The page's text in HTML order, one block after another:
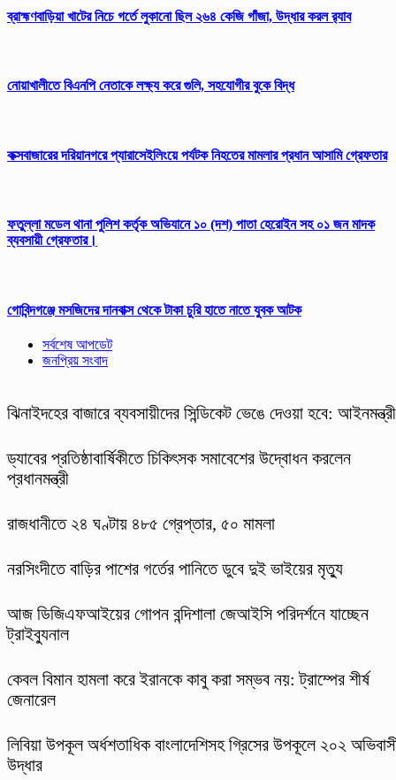
ব্রাহ্মণবাড়িয়া খাটের নিচে গর্তে লুকানো ছিল ২৬৪ কেজি গাঁজা, উদ্ধার করল র‍্যাব
নোয়াখালীতে বিএনপি নেতাকে লক্ষ্য করে গুলি, সহযোগীর বুকে বিদ্ধ
কক্সবাজারের দরিয়ানগরে প্যারাসেইলিংয়ে পর্যটক নিহতের মামলার প্রধান আসামি গ্রেফতার
ফতুল্লা মডেল থানা পুলিশ কর্তৃক অভিযানে ১০ (দশ) পাতা হেরোইন সহ ০১ জন মাদক
ব্যবসায়ী গ্রেফতার।
গোবিন্দগঞ্জে মসজিদের দানবাক্স থেকে টাকা চুরি হাতে নাতে যুবক আটক
সর্বশেষ আপডেট
জনপ্রিয় সংবাদ
ঝিনাইদহের বাজারে ব্যবসায়ীদের সিন্ডিকেট ভেঙে দেওয়া হবে: আইনমন্ত্রী
ড্যাবের প্রতিষ্ঠাবার্ষিকীতে চিকিৎসক সমাবেশের উদ্বোধন করলেন
প্রধানমন্ত্রী
রাজধানীতে ২৪ ঘণ্টায় ৪৮৫ গ্রেপ্তার, ৫০ মামলা
নরসিংদীতে বাড়ির পাশের গর্তের পানিতে ডুবে দুই ভাইয়ের মৃত্যু
আজ ডিজিএফআইয়ের গোপন বন্দিশালা জেআইসি পরিদর্শনে যাচ্ছেন
ট্রাইব্যুনাল
কেবল বিমান হামলা করে ইরানকে কাবু করা সম্ভব নয়: ট্রাম্পের শীর্ষ
জেনারেল
লিবিয়া উপকূল অর্ধশতাধিক বাংলাদেশিসহ গ্রিসের উপকূলে ২০২
উদ্ধার